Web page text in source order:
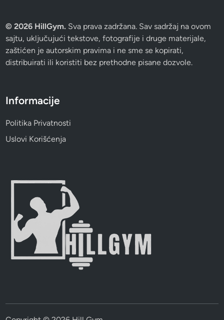
© 2026 HillGym. Sva prava zadržana. Sav sadržaj na ovom
sajtu, uključujući tekstove, fotografije i druge materijale,
zaštićen je autorskim pravima i ne sme se kopirati,
distribuirati ili koristiti bez prethodne pisane dozvole.
Informacije
Politika Privatnosti
Uslovi Korišćenja